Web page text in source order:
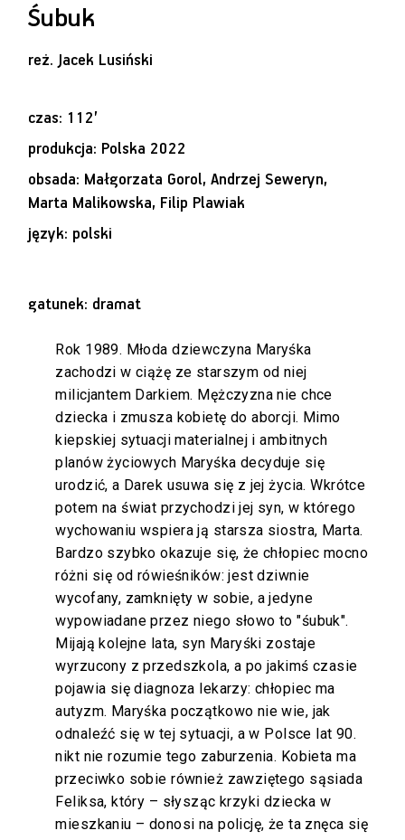
Śubuk
reż.Jacek Lusiński
czas: 112’
produkcja: Polska 2022
obsada: Małgorzata Gorol, Andrzej Seweryn,
Marta Malikowska, Filip Plawiak
język: polski
gatunek: dramat
Rok 1989. Młoda dziewczyna Maryśka
zachodzi w ciążę ze starszym od niej
milicjantem Darkiem. Mężczyzna nie chce
dziecka i zmusza kobietę do aborcji. Mimo
kiepskiej sytuacji materialnej i ambitnych
planów życiowych Maryśka decyduje się
urodzić, a Darek usuwa się z jej życia. Wkrótce
potem na świat przychodzi jej syn, w którego
wychowaniu wspiera ją starsza siostra, Marta.
Bardzo szybko okazuje się, że chłopiec mocno
różni się od rówieśników: jest dziwnie
wycofany, zamknięty w sobie, a jedyne
wypowiadane przez niego słowo to "śubuk".
Mijają kolejne lata, syn Maryśki zostaje
wyrzucony z przedszkola, a po jakimś czasie
pojawia się diagnoza lekarzy: chłopiec ma
autyzm. Maryśka początkowo nie wie, jak
odnaleźć się w tej sytuacji, a w Polsce lat 90.
nikt nie rozumie tego zaburzenia. Kobieta ma
przeciwko sobie również zawziętego sąsiada
Feliksa, który – słysząc krzyki dziecka w
mieszkaniu – donosi na policję, że ta znęca się